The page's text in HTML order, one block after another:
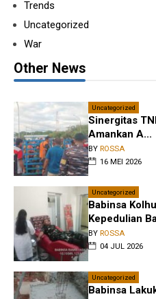
Trends
Uncategorized
War
Other News
Uncategorized
Sinergitas
Amankan A...
BY ROSSA
16 MEI 2026
Uncategorized
Babinsa
Kepedulian
BY ROSSA
04 JUL 2026
Uncategorized
Babinsa